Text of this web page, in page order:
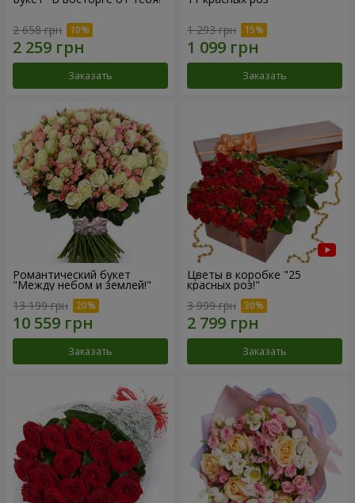
2 658 грн
Заказать
1 293 грн
Заказать
Романтический букет
"Между небом и землей!"
13 199 грн
Заказать
Цветы в коробке "25
красных роз!"
3 999 грн
Заказать